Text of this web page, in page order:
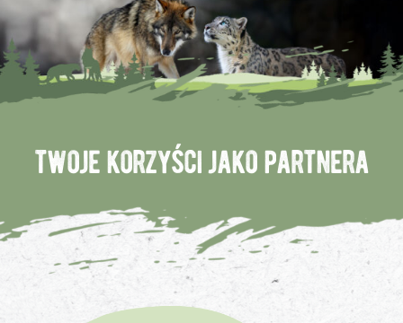
twoje korzyści jako partnera